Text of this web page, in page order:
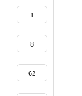
1
8
62